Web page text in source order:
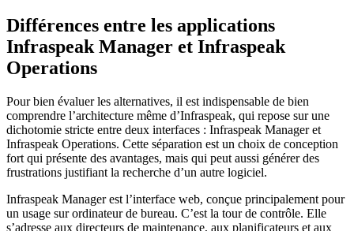
Différences entre les applications
Infraspeak Manager et Infraspeak
Operations
Pour bien évaluer les alternatives, il est indispensable de bien
comprendre l’architecture même d’Infraspeak, qui repose sur une
dichotomie stricte entre deux interfaces : Infraspeak Manager et
Infraspeak Operations. Cette séparation est un choix de conception
fort qui présente des avantages, mais qui peut aussi générer des
frustrations justifiant la recherche d’un autre logiciel.
Infraspeak Manager est l’interface web, conçue principalement pour
un usage sur ordinateur de bureau. C’est la tour de contrôle. Elle
s’adresse aux directeurs de maintenance, aux planificateurs et aux